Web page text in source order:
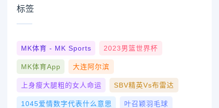
标签
MK体育 - MK Sports 2023男篮世界杯
MK体育App 大连阿尔滨
上身瘦大腿粗的女人命运 SBV精英vs布雷达
1045爱情数字代表什么意思 叶召颖羽毛球